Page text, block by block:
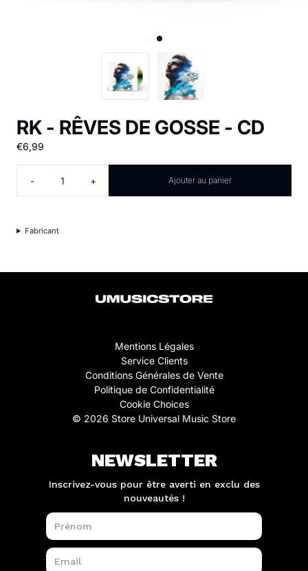
RK - RÊVES DE GOSSE - CD
€6,99
- + Ajouter au panier
Fabricant
Mentions Légales
Service Clients
Conditions Générales de Vente
Politique de Confidentialité
Cookie Choices
© 2026 Store Universal Music Store